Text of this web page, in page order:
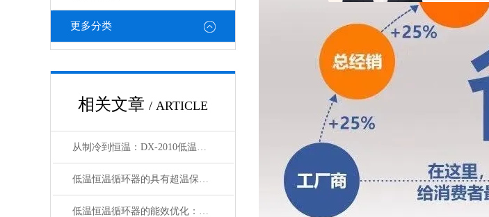
更多分类
相关文章 / ARTICLE
从制冷到恒温：DX-2010低温恒温循环器的核心原理解析
低温恒温循环器的具有超温保护，传感器异常保护功能
低温恒温循环器的能效优化：如何节约能源消耗